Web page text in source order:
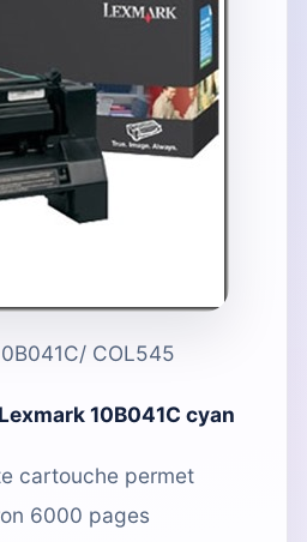
COL545
10B041C cyan
cartouche permet
6000 pages